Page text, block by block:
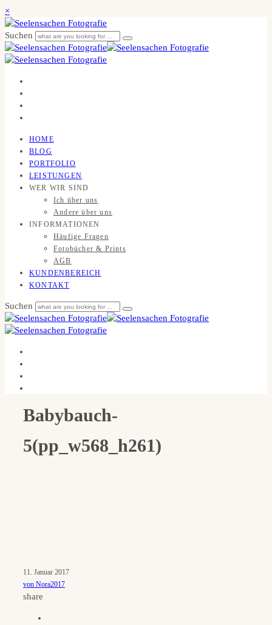
×
Suchen
HOME
BLOG
PORTFOLIO
LEISTUNGEN
WER WIR SIND
Ich über uns
Andere über uns
INFORMATIONEN
Häufige Fragen
Fotobücher & Prints
AGB
KUNDENBEREICH
KONTAKT
Suchen
Babybauch-
5(pp_w568_h261)
11. Januar 2017
von Nora2017
share